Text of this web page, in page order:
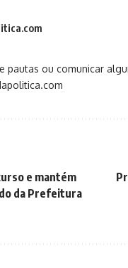
pautas ou comunicar
e mantém
da Prefeitura